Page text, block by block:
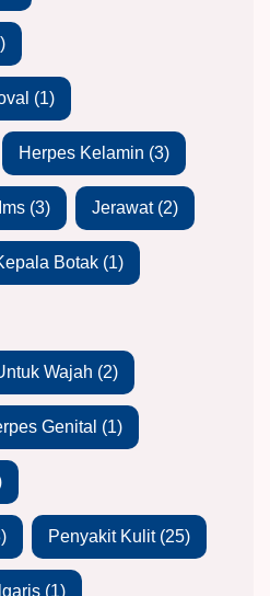
(1)
Herpes Kelamin (3)
Ims (3) Jerawat(2)
Botak (1)
Wajah (2)
Genital (1)
Penyakit Kulit(25)
(1)